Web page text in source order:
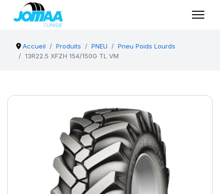
Accueil Produits PNEU
Pneu Poids Lourds
13R22.5 XFZH 154/150G TL VM